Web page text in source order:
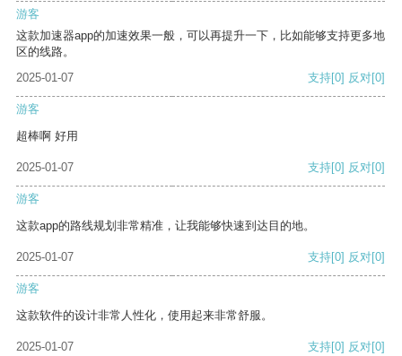
游客
这款加速器app的加速效果一般，可以再提升一下，比如能够支持更多地
区的线路。
2025-01-07
支持[0] 反对[0]
游客
超棒啊 好用
2025-01-07 支持[0] 反对[0]
游客
这款app的路线规划非常精准，让我能够快速到达目的地。
2025-01-07 支持[0] 反对[0]
游客
这款软件的设计非常人性化，使用起来非常舒服。
2025-01-07 支持[0] 反对[0]